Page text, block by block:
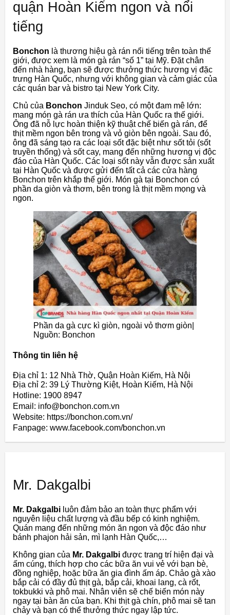
quận Hoàn Kiếm ngon và nổi
tiếng
Bonchon là thương hiệu gà rán nổi tiếng trên toàn thế
giới, được xem là món gà rán “số 1” tại Mỹ. Đặt chân
đến nhà hàng, bạn sẽ được thưởng thức hương vị đặc
trưng Hàn Quốc, nhưng với không gian và cảm giác của
các quán bar và bistro tại New York City.
Chủ của Bonchon Jinduk Seo, có một đam mê lớn:
mang món gà rán ưa thích của Hàn Quốc ra thế giới.
Ông đã nỗ lực hoàn thiện kỹ thuật chế biến gà rán, để
thịt mềm ngon bên trong và vỏ giòn bên ngoài. Sau đó,
ông đã sáng tạo ra các loại sốt đặc biệt như sốt tỏi (sốt
truyền thống) và sốt cay, mang đến những hương vị độc
đáo của Hàn Quốc. Các loại sốt này vẫn được sản xuất
tại Hàn Quốc và được gửi đến tất cả các cửa hàng
Bonchon trên khắp thế giới. Món gà tại Bonchon có
phần da giòn và thơm, bên trong là thịt mềm mọng và
ngon.
Phần da gà cực kì giòn, ngoài vỏ thơm giòn|
Nguồn: Bonchon
Thông tin liên hệ
Địa chỉ 1: 12 Nhà Thờ, Quận Hoàn Kiếm, Hà Nội
Địa chỉ 2: 39 Lý Thường Kiệt, Hoàn Kiếm, Hà Nội
Hotline: 1900 8947
Email: info@bonchon.com.vn
Website: https://bonchon.com.vn/
Fanpage: www.facebook.com/bonchon.vn
Mr. Dakgalbi
Mr. Dakgalbi luôn đảm bảo an toàn thực phẩm với
nguyên liệu chất lượng và đầu bếp có kinh nghiệm.
Quán mang đến những món ăn ngon và độc đáo như
bánh phajon hải sản, mì lạnh Hàn Quốc,…
Không gian của Mr. Dakgalbi được trang trí hiện đại và
ấm cúng, thích hợp cho các bữa ăn vui vẻ với bạn bè,
đồng nghiệp, hoặc bữa ăn gia đình ấm áp. Chảo gà xào
bắp cải có đầy đủ thịt gà, bắp cải, khoai lang, cà rốt,
tokbukki và phô mai. Nhân viên sẽ chế biến món này
ngay tại bàn ăn của bạn. Khi thịt gà chín, phô mai sẽ tan
chảy và bạn có thể thưởng thức ngay lập tức.